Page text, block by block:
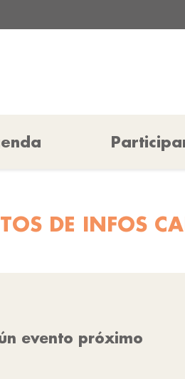
DE INFOS
evento próximo